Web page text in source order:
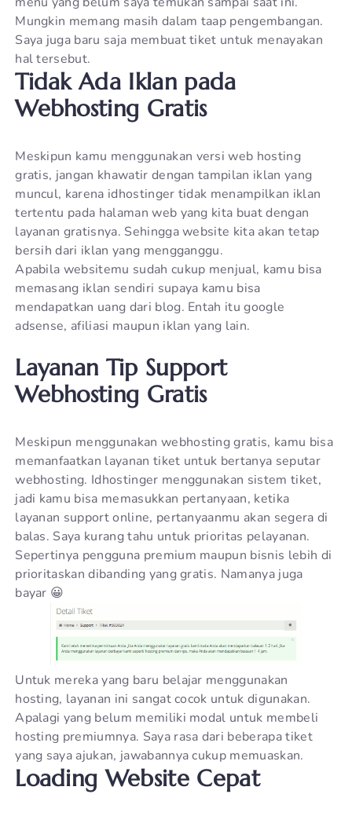
Mungkin memang masih dalam taap pengembangan.
Saya juga baru saja membuat tiket untuk menayakan
hal tersebut.
Tidak Ada Iklan pada
Webhosting Gratis
Meskipun kamu menggunakan versi web hosting
gratis, jangan khawatir dengan tampilan iklan yang
muncul, karena idhostinger tidak menampilkan iklan
tertentu pada halaman web yang kita buat dengan
layanan gratisnya. Sehingga website kita akan tetap
bersih dari iklan yang mengganggu.
Apabila websitemu sudah cukup menjual, kamu bisa
memasang iklan sendiri supaya kamu bisa
mendapatkan uang dari blog. Entah itu google
adsense, afiliasi maupun iklan yang lain.
Layanan Tip Support
Webhosting Gratis
Meskipun menggunakan webhosting gratis, kamu bisa
memanfaatkan layanan tiket untuk bertanya seputar
webhosting. Idhostinger menggunakan sistem tiket,
jadi kamu bisa memasukkan pertanyaan, ketika
layanan support online, pertanyaanmu akan segera di
balas. Saya kurang tahu untuk prioritas pelayanan.
Sepertinya pengguna premium maupun bisnis lebih di
prioritaskan dibanding yang gratis. Namanya juga
bayar 😀
Untuk mereka yang baru belajar menggunakan
hosting, layanan ini sangat cocok untuk digunakan.
Apalagi yang belum memiliki modal untuk membeli
hosting premiumnya. Saya rasa dari beberapa tiket
yang saya ajukan, jawabannya cukup memuaskan.
Loading Website Cepat